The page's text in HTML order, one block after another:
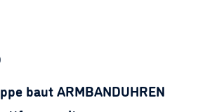
baut ARMBANDUHREN